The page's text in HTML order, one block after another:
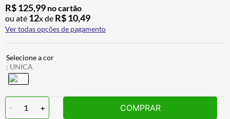
R$125,99 no cartão
ou até 12x de R$10,49
Ver todas opções de pagamento
: UNICA
- 1 + COMPRAR
9º AIROH
10º BOTAS